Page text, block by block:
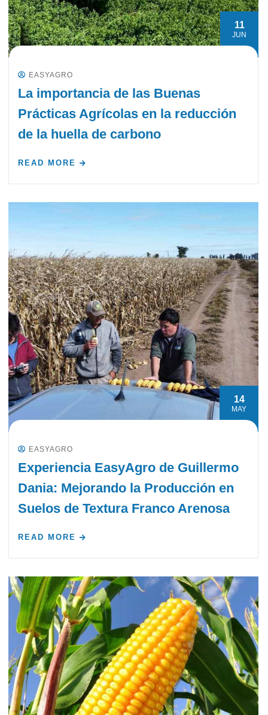
11
JUN
EASYAGRO
La importancia de las Buenas
Prácticas Agrícolas en la reducción
de la huella de carbono
READ MORE
14
MAY
EASYAGRO
Experiencia EasyAgro de Guillermo
Dania: Mejorando la Producción en
Suelos de Textura Franco Arenosa
READ MORE